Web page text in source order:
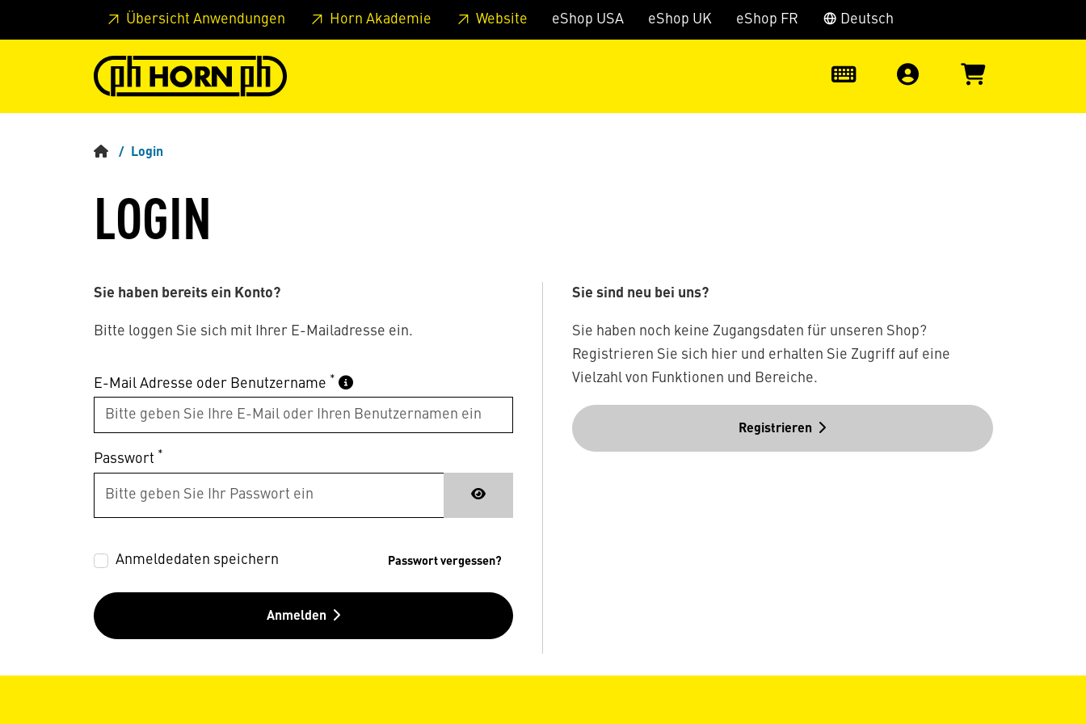
Springe zu Hauptinhalt Springe zum Header Springe zum Footer Springe zum Hauptmenu Springe zur Suche
Übersicht Anwendungen Horn Akademie Website eShop USA eShop UK eShop FR Deutsch
Login
LOGIN
Sie haben bereits ein Konto?
Bitte loggen Sie sich mit Ihrer E-Mailadresse ein.
E-Mail Adresse oder Benutzername *
Passwort *
Anmeldedaten speichern Passwort vergessen?
Anmelden
Sie sind neu bei uns?
Sie haben noch keine Zugangsdaten für unseren Shop?
Registrieren Sie sich hier und erhalten Sie Zugriff auf eine
Vielzahl von Funktionen und Bereiche.
Registrieren